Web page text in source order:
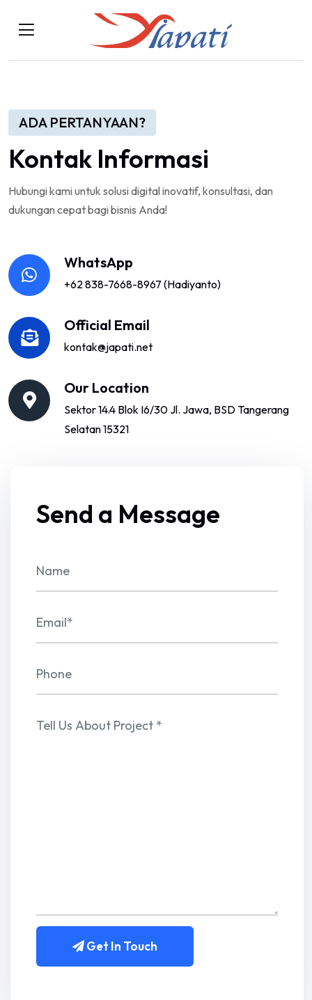
ADA PERTANYAAN?
Kontak Informasi
Hubungi kami untuk solusi digital inovatif, konsultasi, dan
dukungan cepat bagi bisnis Anda!
WhatsApp
+62 838-7668-8967 (Hadiyanto)
Official Email
kontak@japati.net
Our Location
Sektor 14.4 Blok I6/30 Jl. Jawa, BSD Tangerang
Selatan 15321
Send a Message
Get In Touch